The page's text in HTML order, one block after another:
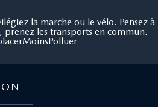
la marche ou le vélo. Pensez à
les transports en commun.